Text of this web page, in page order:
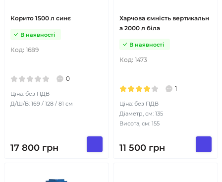
Корито 1500 л синє
Код: 1689
В наявності
0
Ціна: без ПДВ
Д/Ш/В: 169 / 128 / 81 см
17 800 грн
Харчова ємність вертикальн
а 2000 л біла
Код: 1473
В наявності
1
Ціна: без ПДВ
Діаметр, см: 135
Висота, см: 155
11 500 грн